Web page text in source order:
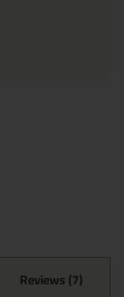
Reviews (7)